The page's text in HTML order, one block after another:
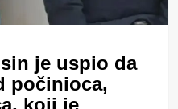
je uspio da
počinioca,
koji je